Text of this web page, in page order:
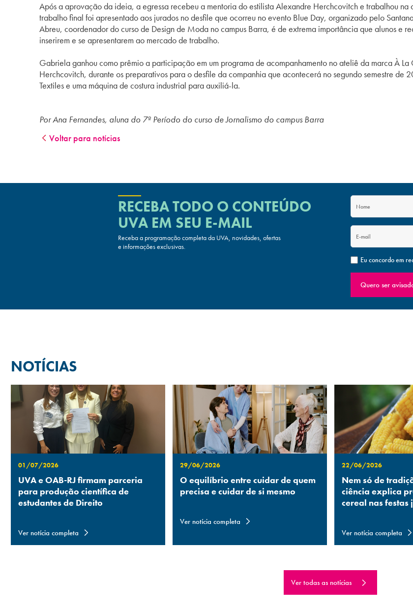
Após a aprovação da ideia, a egressa recebeu a mentoria do estilista Alexandre Herchcovitch e trabalhou
trabalho final foi apresentado aos jurados no desfile que ocorreu no evento Blue Day, organizado pelo
Abreu, coordenador do curso de Design de Moda no campus Barra, é de extrema importância que alunos e
inserirem e se apresentarem ao mercado de trabalho.
Gabriela ganhou como prêmio a participação em um programa de acompanhamento no ateliê da marca À
Herchcovitch, durante os preparativos para o desfile da companhia que acontecerá no segundo semestre de
Textiles e uma máquina de costura industrial para auxiliá-la.
Por Ana Fernandes, aluna do 7º Período do curso de Jornalismo do campus Barra
Voltar para notícias
RECEBA TODO O CONTEÚDO
UVAEM SEU E-MAIL
Receba a programação completa da UVA, novidades, ofertas
e informações exclusivas.
Eu concordo em
Quero ser
NOTÍCIAS
01/07/2026
UVA e OAB-RJ firmam parceria
para produção científica de
estudantes de Direito
Ver notícia completa
29/06/2026
O equilíbrio entre cuidar de quem
precisa e cuidar de si mesmo
Ver notícia completa
22/06/2026
Nem só de
ciência explica
cereal nas festas
Ver notícia completa
Ver todas as notícias